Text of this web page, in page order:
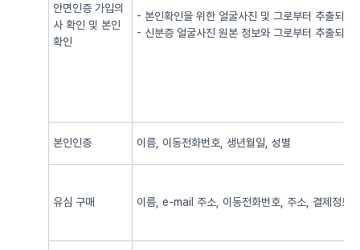
안면인증 가입의
사 확인 및 본인
확인
- 본인확인을 위한 얼굴사진 및 그로부터 추출되어
- 신분증 얼굴사진 원본 정보와 그로부터 추출되어
본인인증 이름, 이동전화번호, 생년월일, 성별
유심 구매 이름, e-mail 주소, 이동전화번호, 주소, 결제정보,